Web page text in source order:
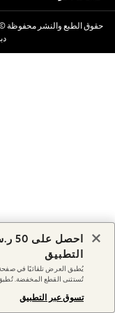
Dresses
& Outfits
& Caps
Shop
Styles
Dresses
Collection
& T-Shirts
التطبيق
تُستثنى القطع المخفضة.
تسوق عبر التطبيق